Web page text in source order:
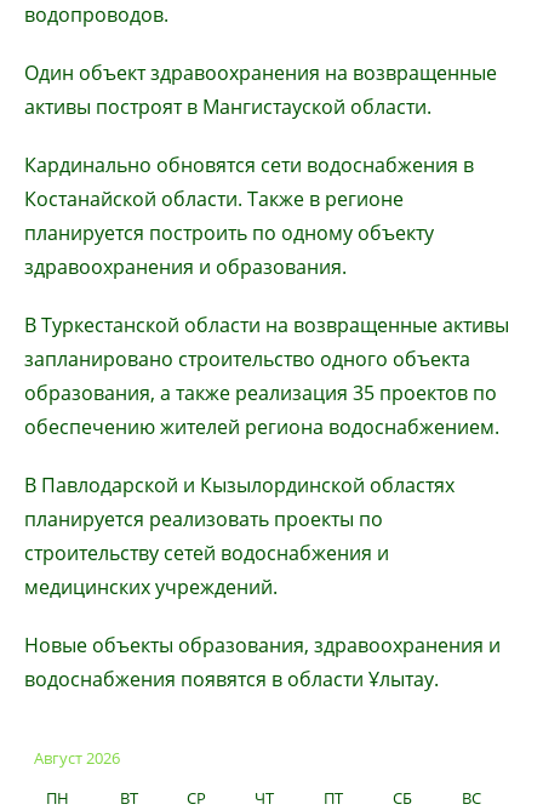
водопроводов.
Один объект здравоохранения на возвращенные
активы построят в Мангистауской области.
Кардинально обновятся сети водоснабжения в
Костанайской области. Также в регионе
планируется построить по одному объекту
здравоохранения и образования.
В Туркестанской области на возвращенные активы
запланировано строительство одного объекта
образования, а также реализация 35 проектов по
обеспечению жителей региона водоснабжением.
В Павлодарской и Кызылординской областях
планируется реализовать проекты по
строительству сетей водоснабжения и
медицинских учреждений.
Новые объекты образования, здравоохранения и
водоснабжения появятся в области Ұлытау.
Август 2026
ПН
ВТ СР ЧТ ПТ СБ ВС